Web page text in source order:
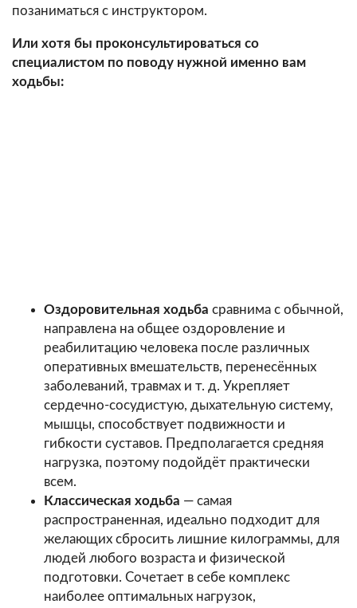
позаниматься с инструктором.
Или хотя бы проконсультироваться со
специалистом по поводу нужной именно вам
ходьбы:
Оздоровительная ходьба сравнима с обычной,
направлена на общее оздоровление и
реабилитацию человека после различных
оперативных вмешательств, перенесённых
заболеваний, травмах и т. д. Укрепляет
сердечно-сосудистую, дыхательную систему,
мышцы, способствует подвижности и
гибкости суставов. Предполагается средняя
нагрузка, поэтому подойдёт практически
всем.
Классическая ходьба — самая
распространенная, идеально подходит для
желающих сбросить лишние килограммы, для
людей любого возраста и физической
подготовки. Сочетает в себе комплекс
наиболее оптимальных нагрузок,